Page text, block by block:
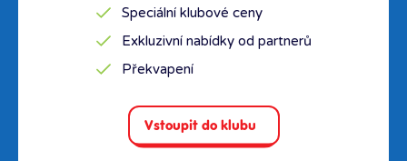
Speciální klubové ceny
Exkluzivní nabídky od partnerů
Překvapení
Vstoupit do klubu